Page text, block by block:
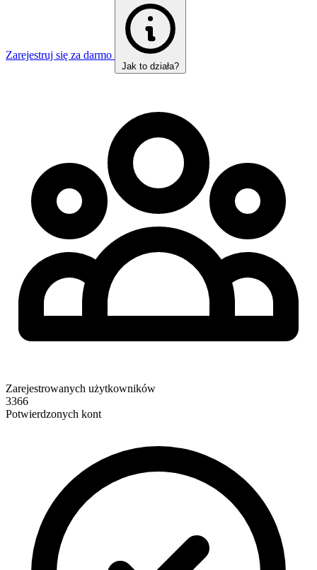
Zarejestruj się za darmo
Jak to działa?
Zarejestrowanych użytkowników
3366
Potwierdzonych kont